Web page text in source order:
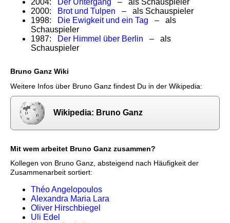
2004:
Der Untergang – als Schauspieler
2000:
Brot und Tulpen – als Schauspieler
1998:
Die Ewigkeit und ein Tag – als
Schauspieler
1987:
Der Himmel über Berlin – als
Schauspieler
Bruno Ganz Wiki
Weitere Infos über Bruno Ganz findest Du in der Wikipedia:
Wikipedia: Bruno Ganz
Mit wem arbeitet Bruno Ganz zusammen?
Kollegen von Bruno Ganz, absteigend nach Häufigkeit der
Zusammenarbeit sortiert:
Théo Angelopoulos
Alexandra Maria Lara
Oliver Hirschbiegel
Uli Edel